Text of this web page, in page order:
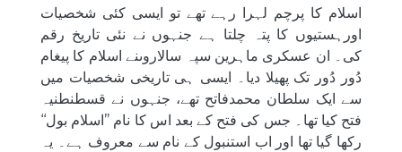
اسلام کا پرچم لہرا رہے تھے تو ایسی کئی شخصیات
اورہستیوں کا پتہ چلتا ہے جنہوں نے نئی تاریخ رقم
کی۔ ان عسکری ماہرین سپہ سالاروںنے اسلام کا پیغام
دُور دُور تک پھیلا دیا۔ ایسی ہی تاریخی شخصیات میں
سے ایک سلطان محمدفاتح تھے، جنہوں نے قسطنطنیہ
فتح کیا تھا۔ جس کی فتح کے بعد اس کا نام ’’اسلام بول‘‘
رکھا گیا تھا اور اب استنبول کے نام سے معروف ہے۔ یہ